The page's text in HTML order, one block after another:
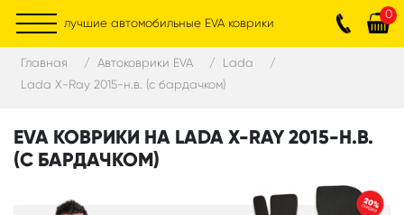
лучшие автомобильные EVA коврики
0
Главная Автоковрики EVA
Lada
Lada X-Ray 2015-н.в. (с бардачком)
EVA КОВРИКИ НА LADA X-RAY 2015-Н.В.
(С БАРДАЧКОМ)